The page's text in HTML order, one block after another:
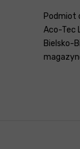
Podmiot
Aco-Tec
Bielsko-